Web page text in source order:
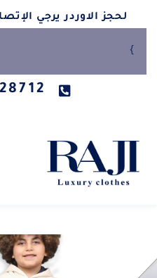
لحجز الاوردر يرجي
}